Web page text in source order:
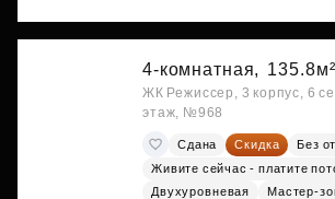
4-комнатная, 135.8м²
ЖК Режиссер, 3 корпус, 6
этаж, №968
Сдана Скидка
Без
Живите сейчас - платите
Двухуровневая
Мастер-